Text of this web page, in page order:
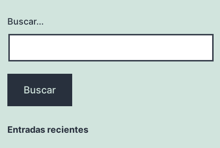
Buscar...
Entradas recientes